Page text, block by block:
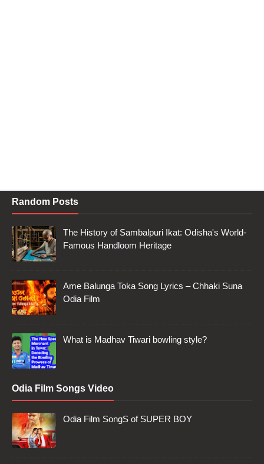
Random Posts
The History of Sambalpuri Ikat: Odisha's World-
Famous Handloom Heritage
Ame Balunga Toka Song Lyrics – Chhaki Suna
Odia Film
What is Madhav Tiwari bowling style?
Odia Film Songs Video
Odia Film SongS of SUPER BOY